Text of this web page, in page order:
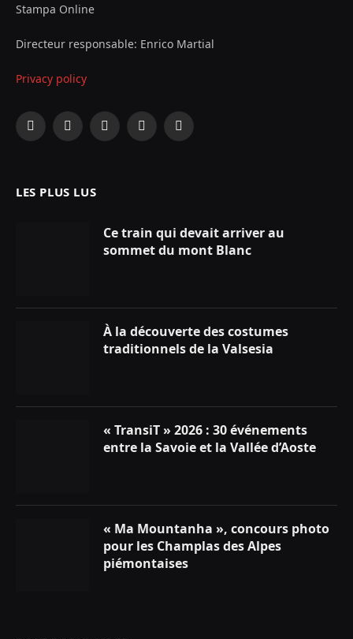
Stampa Online
Directeur responsable: Enrico Martial
Privacy policy
Facebook
X
InstagramYouTubeLinkedIn
LES PLUS LUS
Ce train qui devait arriver au
sommet du mont Blanc
À la découverte des costumes
traditionnels de la Valsesia
« TransiT » 2026 : 30 événements
entre la Savoie et la Vallée d’Aoste
« Ma Mountanha », concours photo
pour les Champlas des Alpes
piémontaises